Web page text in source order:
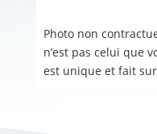
Photo non
n’est pas celui que
est unique et fait